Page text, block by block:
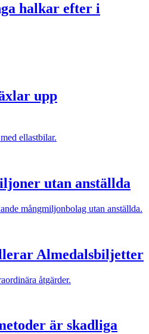
halkar efter i
upp
ellastbilar.
utan anställda
mångmiljonbolag utan anställda.
Almedalsbiljetter
åtgärder.
är skadliga